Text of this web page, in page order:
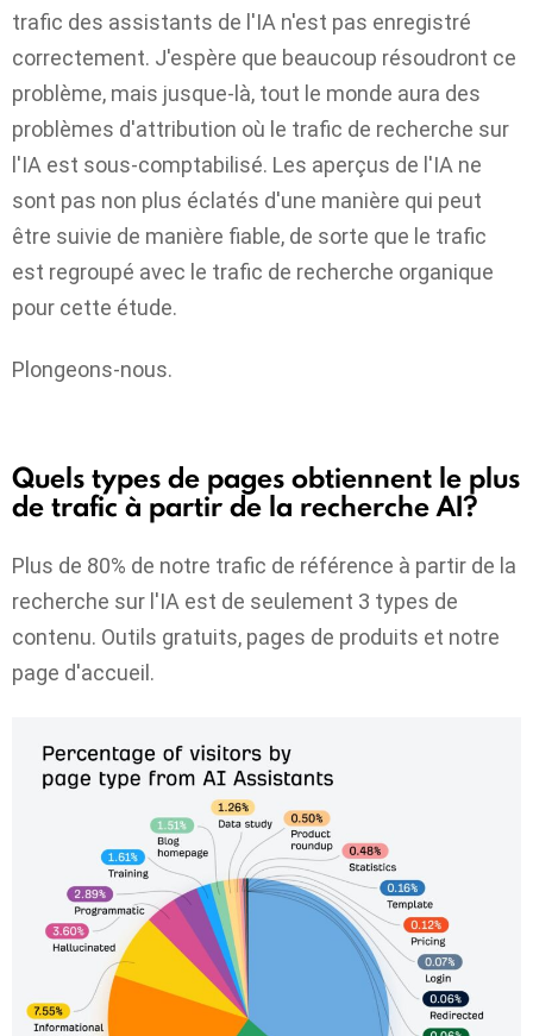
trafic des assistants de l'IA n'est pas enregistré
correctement. J'espère que beaucoup résoudront ce
problème, mais jusque-là, tout le monde aura des
problèmes d'attribution où le trafic de recherche sur
l'IA est sous-comptabilisé. Les aperçus de l'IA ne
sont pas non plus éclatés d'une manière qui peut
être suivie de manière fiable, de sorte que le trafic
est regroupé avec le trafic de recherche organique
pour cette étude.
Plongeons-nous.
Quels types de pages obtiennent le plus
de trafic à partir de la recherche AI?
Plus de 80% de notre trafic de référence à partir de la
recherche sur l'IA est de seulement 3 types de
contenu. Outils gratuits, pages de produits et notre
page d'accueil.